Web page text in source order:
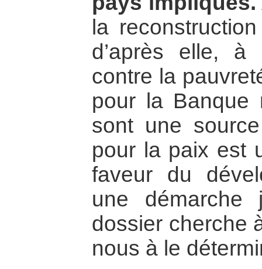
la
d’après elle,
contre la
pour la Banque
sont une
pour la paix est
faveur du
une
dossier cherche
nous à le